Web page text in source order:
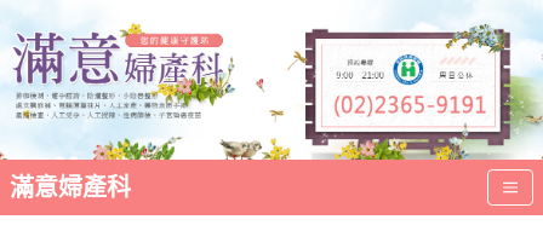
滿意婦產科